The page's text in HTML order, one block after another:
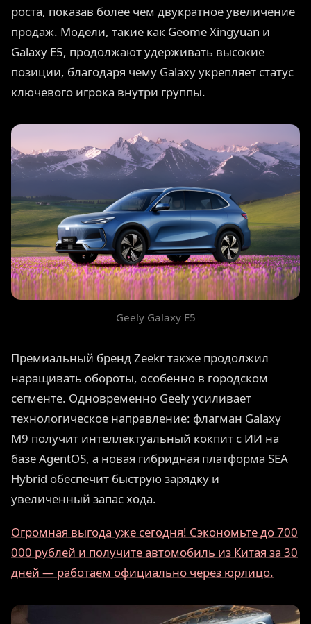
роста, показав более чем двукратное увеличение
продаж. Модели, такие как Geome Xingyuan и
Galaxy E5, продолжают удерживать высокие
позиции, благодаря чему Galaxy укрепляет статус
ключевого игрока внутри группы.
Geely Galaxy E5
Премиальный бренд Zeekr также продолжил
наращивать обороты, особенно в городском
сегменте. Одновременно Geely усиливает
технологическое направление: флагман Galaxy
M9 получит интеллектуальный кокпит с ИИ на
базе AgentOS, а новая гибридная платформа SEA
Hybrid обеспечит быструю зарядку и
увеличенный запас хода.
Огромная выгода уже сегодня! Сэкономьте до 700
000 рублей и получите автомобиль из Китая за 30
дней — работаем официально через юрлицо.